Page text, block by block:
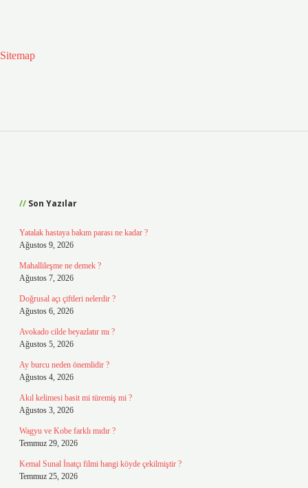
Sitemap
Son Yazılar
Yatalak hastaya bakım parası ne kadar ?
Ağustos 9, 2026
Mahallileşme ne demek ?
Ağustos 7, 2026
Doğrusal açı çiftleri nelerdir ?
Ağustos 6, 2026
Avokado cilde beyazlatır mı ?
Ağustos 5, 2026
Ay burcu neden önemlidir ?
Ağustos 4, 2026
Akıl kelimesi basit mi türemiş mi ?
Ağustos 3, 2026
Wagyu ve Kobe farklı mıdır ?
Temmuz 29, 2026
Kemal Sunal İnatçı filmi hangi köyde çekilmiştir ?
Temmuz 25, 2026